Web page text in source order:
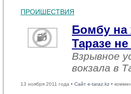
ПРОИШЕСТВИЯ
Бомбу на
Таразе
Взрывное
вокзала в
13 ноября 2011 года • Сайт e-taraz.kz •